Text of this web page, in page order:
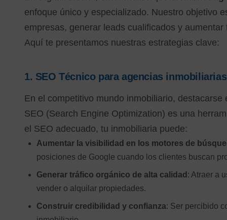
enfoque único y especializado. Nuestro objetivo
empresas, generar leads cualificados y
Aquí te presentamos nuestras estrategias clave:
1. SEO Técnico para agencias inmobiliarias
En el competitivo mundo inmobiliario,
SEO (Search Engine Optimization) es una
el SEO adecuado, tu inmobiliaria puede:
Aumentar la visibilidad en los motores de
posiciones de Google cuando los clientes buscan
Generar tráfico orgánico de alta calidad : Atraer a
vender o alquilar propiedades.
Construir credibilidad y confianza: Ser percibido